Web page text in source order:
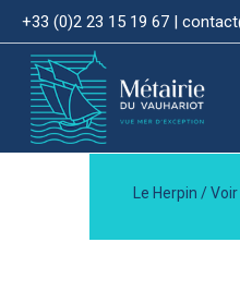
+33 (0)2 23 15 19 67 |
Le Herpin /